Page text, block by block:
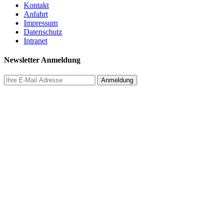
Kontakt
Anfahrt
Impressum
Datenschutz
Intranet
Newsletter Anmeldung